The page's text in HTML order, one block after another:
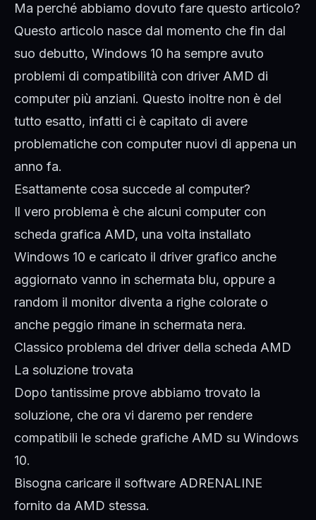
Ma perché abbiamo dovuto fare questo articolo?
Questo articolo nasce dal momento che fin dal
suo debutto, Windows 10 ha sempre avuto
problemi di compatibilità con driver AMD di
computer più anziani. Questo inoltre non è del
tutto esatto, infatti ci è capitato di avere
problematiche con computer nuovi di appena un
anno fa.
Esattamente cosa succede al computer?
Il vero problema è che alcuni computer con
scheda grafica AMD, una volta installato
Windows 10 e caricato il driver grafico anche
aggiornato vanno in schermata blu, oppure a
random il monitor diventa a righe colorate o
anche peggio rimane in schermata nera.
Classico problema del driver della scheda AMD
La soluzione trovata
Dopo tantissime prove abbiamo trovato la
soluzione, che ora vi daremo per rendere
compatibili le schede grafiche AMD su Windows
10.
Bisogna caricare il software ADRENALINE
fornito da AMD stessa.